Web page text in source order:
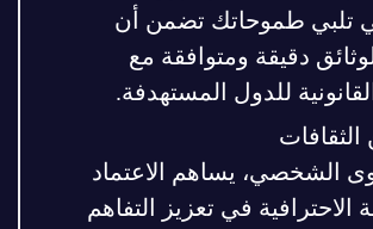
تلبي طموحاتك تضمن أن
دقيقة ومتوافقة مع
للدول المستهدفة.
الثقافات
الشخصي، يساهم الاعتماد
الاحترافية في تعزيز التفاهم